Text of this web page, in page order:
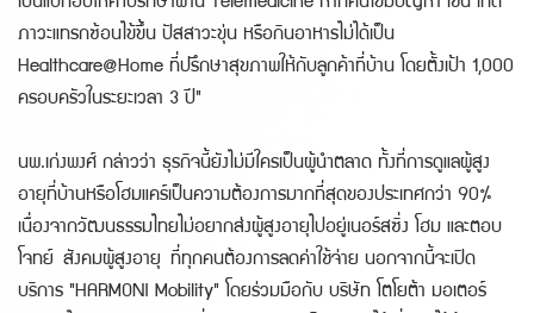
ภาวะแทรกซ้อนไข้ขึ้น ปัสสาวะขุ่น หรือกินอาหารไม่ได้เป็น
Healthcare@Home ที่ปรึกษาสุขภาพให้กับลูกค้าที่บ้าน โดยตั้งเป้า 1,000
ครอบครัวในระยะเวลา 3 ปี"
นพ.เก่งพงศ์ กล่าวว่า ธุรกิจนี้ยังไม่มีใครเป็นผู้นำตลาด ทั้งที่การดูแลผู้สูง
อายุที่บ้านหรือโฮมแคร์เป็นความต้องการมากที่สุดของประเทศกว่า 90%
เนื่องจากวัฒนธรรมไทยไม่อยากส่งผู้สูงอายุไปอยู่เนอร์สซิ่ง โฮม และตอบ
โจทย์ สังคมผู้สูงอายุ ที่ทุกคนต้องการลดค่าใช้จ่าย นอกจากนี้จะเปิด
บริการ "HARMONI Mobility" โดยร่วมมือกับ บริษัท โตโยต้า มอเตอร์